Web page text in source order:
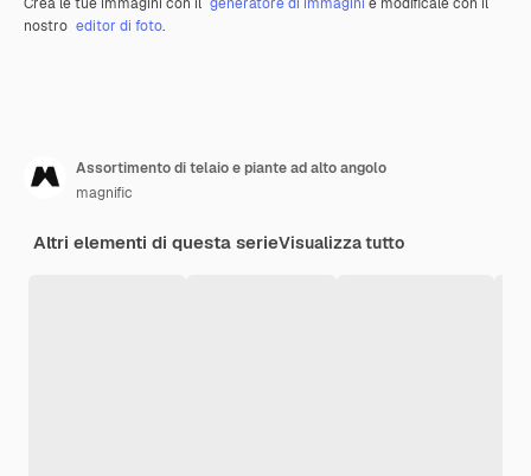
nostro editor di foto.
Assortimento di telaio e piante ad alto angolo
magnific
Altri elementi di questa serieVisualizza tutto